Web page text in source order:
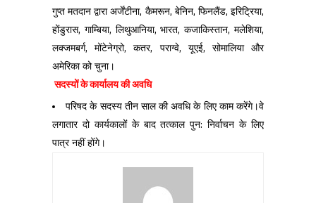
गुप्त मतदान द्वारा अर्जेंटीना, कैमरून, बेनिन, फिनलैंड, इरिट्रिया,
होंडुरास, गाम्बिया, लिथुआनिया, भारत, कजाकिस्तान, मलेशिया,
लक्जमबर्ग, मोंटेनेग्रो, कतर, पराग्वे, यूएई, सोमालिया और
अमेरिका को चुना।
सदस्यों के कार्यालय की अवधि
परिषद के सदस्य तीन साल की अवधि के लिए काम करेंगे।वे
लगातार दो कार्यकालों के बाद तत्काल पुन: निर्वाचन के लिए
पात्र नहीं होंगे।